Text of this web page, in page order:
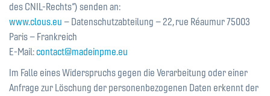
des CNIL-Rechts“) senden an:
www.clous.eu – Datenschutzabteilung – 22, rue Réaumur 75003
Paris – Frankreich
E-Mail: contact@madeinpme.eu
Im Falle eines Widerspruchs gegen die Verarbeitung oder einer
Anfrage zur Löschung der personenbezogenen Daten erkennt der